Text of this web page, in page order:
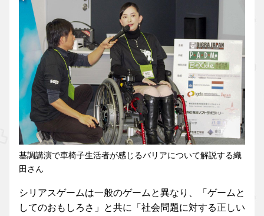
基調講演で車椅子生活者が感じるバリアについて解説する織
田さん
シリアスゲームは一般のゲームと異なり、「ゲームと
してのおもしろさ」と共に「社会問題に対する正しい